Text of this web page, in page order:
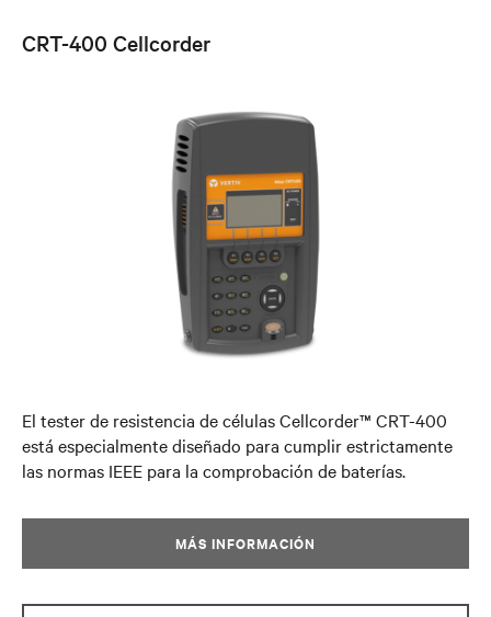
CRT-400 Cellcorder
El tester de resistencia de células Cellcorder™ CRT-400
está especialmente diseñado para cumplir estrictamente
las normas IEEE para la comprobación de baterías.
MÁS INFORMACIÓN